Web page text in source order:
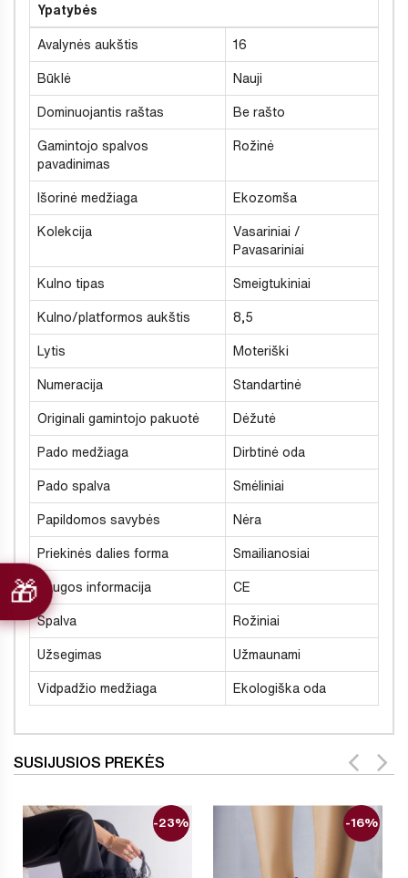
Ypatybės
Avalynės aukštis 16
Būklė Nauji
Dominuojantis raštas Be rašto
Gamintojo spalvos
pavadinimas
Rožinė
Išorinė medžiaga Ekozomša
Kolekcija
Vasariniai /
Pavasariniai
Kulno tipas Smeigtukiniai
Kulno/platformos aukštis 8,5
Lytis Moteriški
Numeracija Standartinė
Originali gamintojo pakuotė Dėžutė
Pado medžiaga Dirbtinė oda
Pado spalva Smėliniai
Papildomos savybės Nėra
Priekinės dalies forma Smailianosiai
Saugos informacija CE
Spalva Rožiniai
Užsegimas Užmaunami
Vidpadžio medžiaga Ekologiška oda
SUSIJUSIOS PREKĖS
-23% -16%